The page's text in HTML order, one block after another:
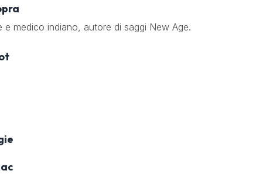
e medico indiano, autore di saggi New Age.